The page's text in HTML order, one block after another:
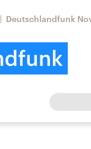
Deutschlandfunk